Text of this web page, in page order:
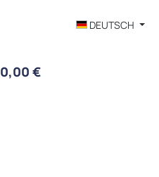
DEUTSCH
0,00 €WARENKORB